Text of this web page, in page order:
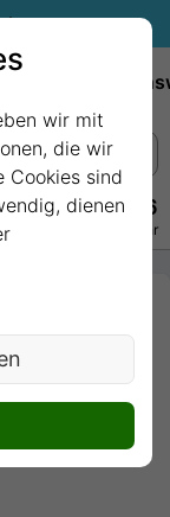
3875 7256
· Täglich 08–22 Uhr
wir mit
die wir
Cookies sind
dienen